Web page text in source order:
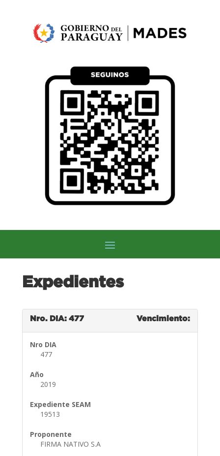
Expedientes
Nro. DIA: 477 Vencimiento:
Nro DIA
477
Año
2019
Expediente SEAM
19513
Proponente
FIRMA NATIVO S.A